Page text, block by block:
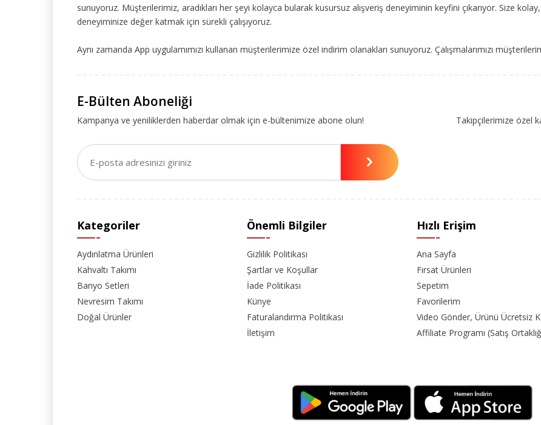
sunuyoruz. Müşterilerimiz, aradıkları her şeyi kolayca bularak kusursuz alışveriş deneyiminin keyfini çıkarıyor. Size
deneyiminize değer katmak için sürekli çalışıyoruz.
Aynı zamanda App uygulamımızı kullanan müşterilerimize özel indirim olanakları sunuyoruz. Çalışmalarımızı
E-Bülten Aboneliği
Kampanya ve yeniliklerden haberdar olmak için e-bültenimize abone olun! Takipçilerimize özel
Kategoriler
Aydınlatma Ürünleri
Kahvaltı Takımı
Banyo Setleri
Nevresim Takımı
Doğal Ürünler
Önemli Bilgiler
Gizlilik Politikası
Şartlar ve Koşullar
İade Politikası
Künye
Faturalandırma Politikası
İletişim
Hızlı Erişim
Ana Sayfa
Fırsat Ürünleri
Sepetim
Favorilerim
Video Gönder, Ürünü Ücretsiz
Affiliate Programı (Satış